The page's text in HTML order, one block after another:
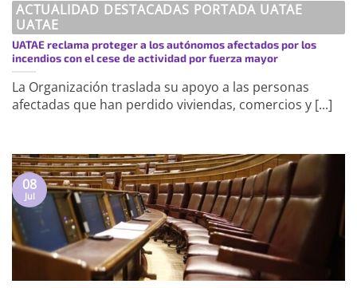
ACTUALIDAD DESTACADAS PORTADA UATAE
UATAE
UATAE reclama proteger a los autónomos afectados por los
incendios con el cese de actividad por fuerza mayor
La Organización traslada su apoyo a las personas
afectadas que han perdido viviendas, comercios y [...]
08
Jul